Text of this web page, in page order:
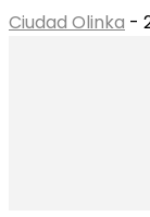
Ciudad Olinka -